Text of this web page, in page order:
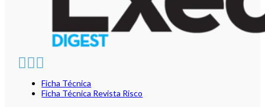
Ficha Técnica
Ficha Técnica Revista Risco